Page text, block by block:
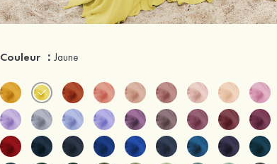
Couleur ：Jaune